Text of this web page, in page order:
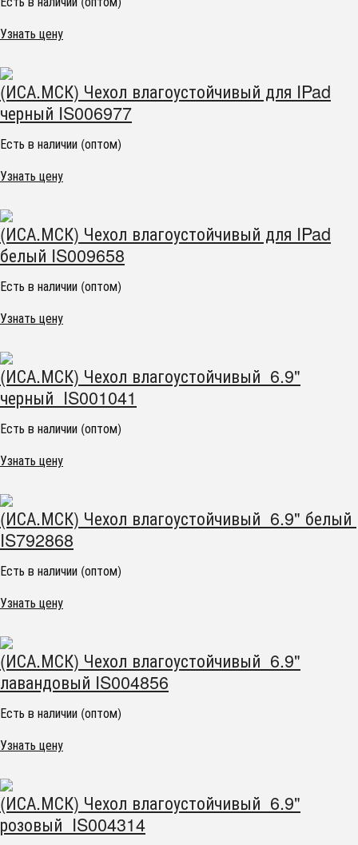
Узнать цену
(ИСА.МСК) Чехол влагоустойчивый для IPad
черный IS006977
Есть в наличии (оптом)
Узнать цену
(ИСА.МСК) Чехол влагоустойчивый для IPad
белый IS009658
Есть в наличии (оптом)
Узнать цену
(ИСА.МСК) Чехол влагоустойчивый 6.9"
черный IS001041
Есть в наличии (оптом)
Узнать цену
(ИСА.МСК) Чехол влагоустойчивый 6.9" белый
IS792868
Есть в наличии (оптом)
Узнать цену
(ИСА.МСК) Чехол влагоустойчивый 6.9"
лавандовый IS004856
Есть в наличии (оптом)
Узнать цену
(ИСА.МСК) Чехол влагоустойчивый 6.9"
розовый IS004314